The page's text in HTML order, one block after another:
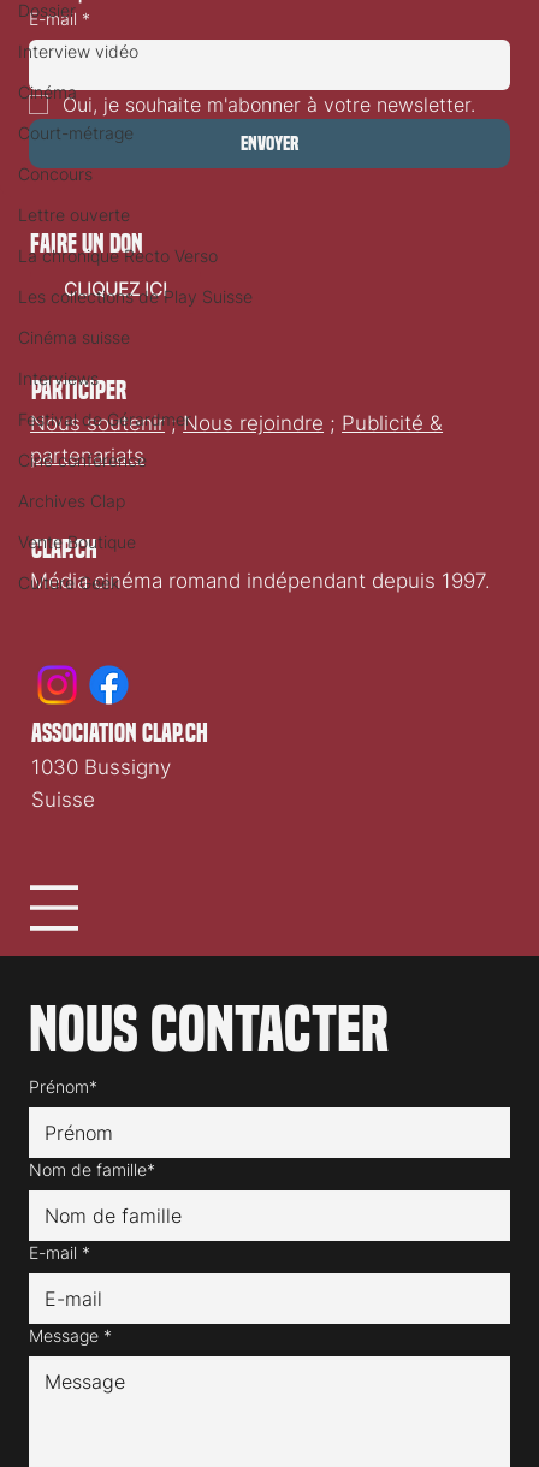
Dossier
Interview vidéo
Cinéma
Court-métrage
Concours
Lettre ouverte
La chronique Recto Verso
Les collections de Play Suisse
Cinéma suisse
Interviews
Festival de Gérardmer
Ciné conférence
Archives Clap
Vente Boutique
Culture Geek
E-mail *
Oui, je souhaite m'abonner à votre newsletter.
Envoyer
Clap.ch
Média cinéma romand indépendant depuis 1997.
Participer
Nous soutenir;Nous rejoindre ; Publicité &
partenariats
Nous contacter
Prénom*
Nom de famille*
E-mail *
Message *
faire un don
CLIQUEZ ICI
association clap.ch
1030 Bussigny
Suisse